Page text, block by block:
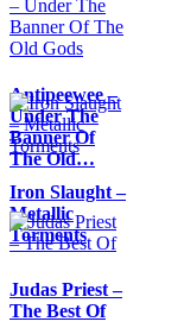
Antipeewee –
Under The
Banner Of
The Old…
Iron Slaught –
Metallic
Torments
Judas Priest –
The Best Of